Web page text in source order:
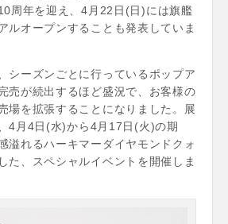
周年を迎え、4月22日(日)には旗艦
ルオープンすることも発表していま
シーズンごとに行っているポップア
売が続出するほど盛況で、お客様の
場を拡張することになりました。展
4月4日(水)から4月17日(火)の期
溢れるハーキマーダイヤモンドクォ
た、スペシャルイベントを開催しま